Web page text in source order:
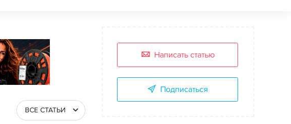
ВСЕ СТАТЬИ
Написать статью
Подписаться